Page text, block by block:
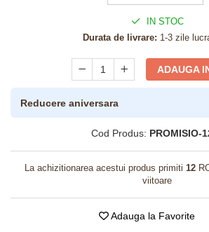
IN STOC
Durata de livrare: 1-3 zile
ADAUGA
Reducere aniversara
Cod Produs: PROMISIO-
La achizitionarea acestui produs primiti 12
viitoare
Adauga la Favorite